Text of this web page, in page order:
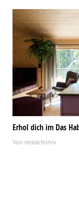
Erhol dich im Das
Von redaktionrv